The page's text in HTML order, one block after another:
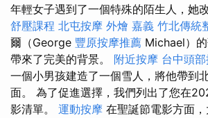
年輕女子遇到了一個特殊的陌生人，她
舒壓課程 北屯按摩 外燴 嘉義 竹北傳統
爾（George 豐原按摩推薦 Michael）
帶來了完美的背景。 附近按摩 台中頭
一個小男孩建造了一個雪人，將他帶到
面。 為了促進選擇，我們列出了您在
影清單。 運動按摩 在聖誕節電影方面